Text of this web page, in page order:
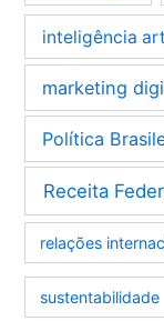
inteligência
marketing
Política
Receita
relações
sustentabilidade